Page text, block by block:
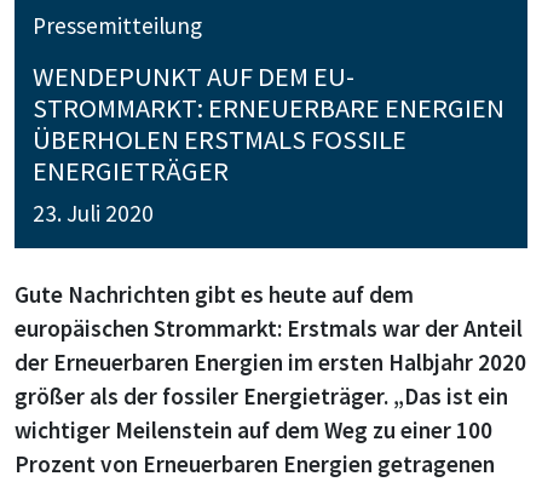
Pressemitteilung
WENDEPUNKT AUF DEM EU-
STROMMARKT: ERNEUERBARE ENERGIEN
ÜBERHOLEN ERSTMALS FOSSILE
ENERGIETRÄGER
23. Juli 2020
Gute Nachrichten gibt es heute auf dem
europäischen Strommarkt: Erstmals war der Anteil
der Erneuerbaren Energien im ersten Halbjahr 2020
größer als der fossiler Energieträger. „Das ist ein
wichtiger Meilenstein auf dem Weg zu einer 100
Prozent von Erneuerbaren Energien getragenen